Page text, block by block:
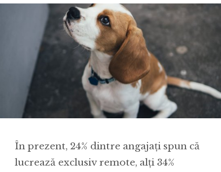
În prezent, 24% dintre angajați spun că
lucrează exclusiv remote, alți 34%